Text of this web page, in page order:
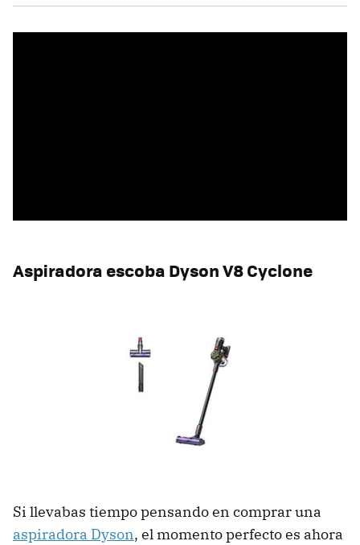
Aspiradora escoba Dyson V8 Cyclone
Si llevabas tiempo pensando en comprar una
aspiradora Dyson, el momento perfecto es ahora